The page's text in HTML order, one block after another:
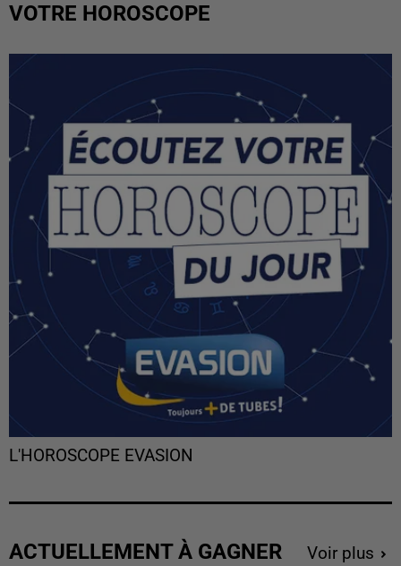
VOTRE HOROSCOPE
L'HOROSCOPE EVASION
ACTUELLEMENT À GAGNER Voir plus